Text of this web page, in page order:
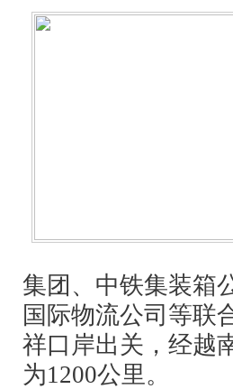
集团、中铁集装箱
国际物流公司等联
祥口岸出关，经越
为1200公里。